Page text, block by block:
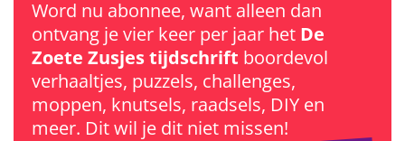
Word nu abonnee, want alleen dan
ontvang je vier keer per jaar het De
Zoete Zusjes tijdschrift boordevol
verhaaltjes, puzzels, challenges,
moppen, knutsels, raadsels, DIY en
meer. Dit wil je dit niet missen!